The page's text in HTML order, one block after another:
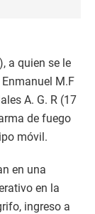
a quien se le
M.F
A. G. R (17
de fuego
móvil.
en una
en la
ingreso a